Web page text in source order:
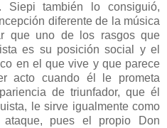
Siepi también lo consiguió,
diferente de la música
que uno de los rasgos que
es su posición social y el
en el que vive y que parece
acto cuando él le prometa
de triunfador, que él
le sirve igualmente como
pues el propio Don